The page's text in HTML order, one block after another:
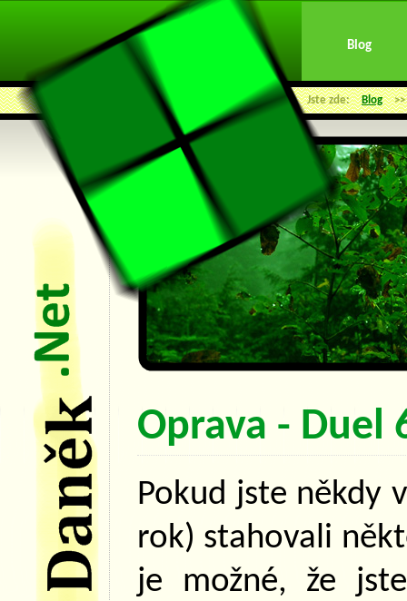
Blog
Jste zde: Blog >>
Oprava - Duel
Pokud jste někdy
rok) stahovali
je možné, že